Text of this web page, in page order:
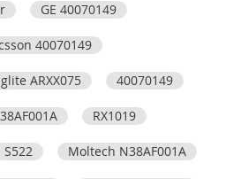
GE 40070149
40070149
ARXX075 40070149
RX1019
S522 Moltech N38AF001A